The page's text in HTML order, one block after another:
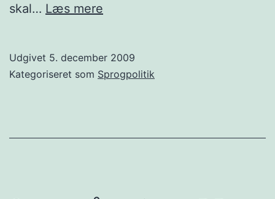
skal… Læs mere
Udgivet 5. december 2009
Kategoriseret som Sprogpolitik